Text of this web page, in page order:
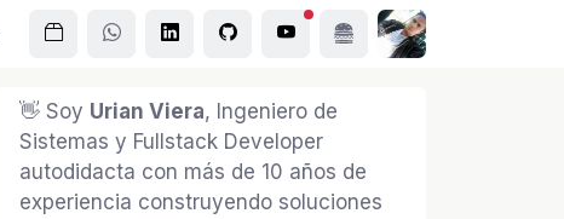
👋 Soy Urian Viera, Ingeniero de
Sistemas y Fullstack Developer
autodidacta con más de 10 años de
experiencia construyendo soluciones